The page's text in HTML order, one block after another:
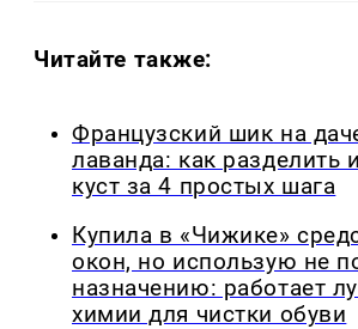
Читайте также:
Французский шик на
лаванда: как разделить
куст за 4 простых шага
Купила в «Чижике»
окон, но использую не
назначению: работает
химии для чистки обуви